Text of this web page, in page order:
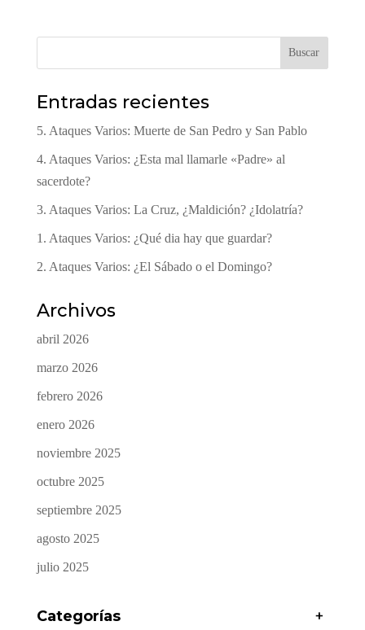
Buscar
Entradas recientes
5. Ataques Varios: Muerte de San Pedro y San Pablo
4. Ataques Varios: ¿Esta mal llamarle «Padre» al
sacerdote?
3. Ataques Varios: La Cruz, ¿Maldición? ¿Idolatría?
1. Ataques Varios: ¿Qué dia hay que guardar?
2. Ataques Varios: ¿El Sábado o el Domingo?
Archivos
abril 2026
marzo 2026
febrero 2026
enero 2026
noviembre 2025
octubre 2025
septiembre 2025
agosto 2025
julio 2025
Categorías +